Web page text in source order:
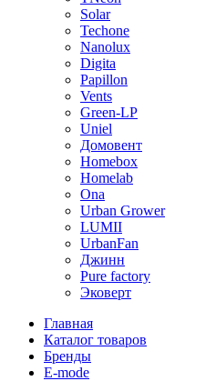
Solar
Techone
Nanolux
Digita
Papillon
Vents
Green-LP
Uniel
Домовент
Homebox
Homelab
Ona
Urban Grower
LUMII
UrbanFan
Джинн
Pure factory
Эковерт
Главная
Каталог товаров
Бренды
E-mode